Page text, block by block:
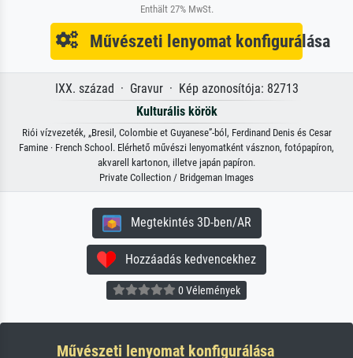
Enthält 27% MwSt.
Művészeti lenyomat konfigurálása
IXX. század · Gravur · Kép azonosítója: 82713
Kulturális körök
Riói vízvezeték, „Bresil, Colombie et Guyanese”-ból, Ferdinand Denis és Cesar
Famine · French School. Elérhető művészi lenyomatként vásznon, fotópapíron,
akvarell kartonon, illetve japán papíron.
Private Collection / Bridgeman Images
Megtekintés 3D-ben/AR
Hozzáadás kedvencekhez
0 Vélemények
Művészeti lenyomat konfigurálása